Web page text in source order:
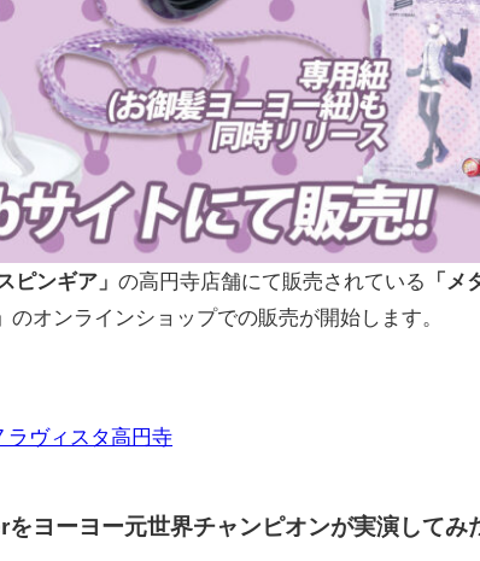
ピンギア」 の高円寺店舗にて販売されている
「メ
のオンラインショップでの販売が開始します。
ラヴィスタ高円寺
ヨーヨー元世界チャンピオンが実演してみ